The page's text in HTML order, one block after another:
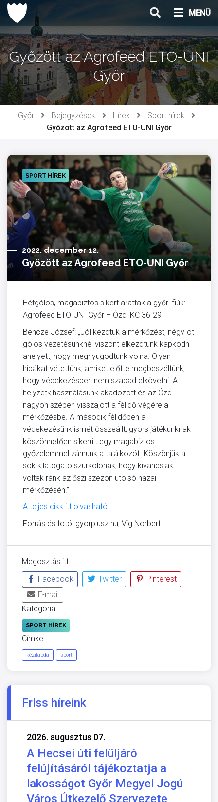
Ugrás
tartalomhoz
MENÜ
Győzött az Agrofeed ETO-UNI
Győr
Győr Bejegyzések Hírek
Sport hírek
Győzött az Agrofeed ETO-UNI Győr
SPORT HÍREK
2022. december 12.
Győzött az Agrofeed ETO-UNI Győr
Hétgólos, magabiztos sikert arattak a győri fiúk:
Agrofeed ETO-UNI Győr – Ózdi KC 36-29
Bencze József: „Jól kezdtük a mérkőzést, négy-öt
gólos vezetésünknél viszont elkezdtünk kapkodni
ahelyett, hogy megnyugodtunk volna. Olyan
hibákat vétettünk, amiket előtte megbeszéltünk,
hogy védekezésben nem szabad elkövetni. A
helyzetkihasználásunk akadozott és az Ózd
nagyon szépen visszajött a félidő végére a
mérkőzésbe. A második félidőben a
védekezésünk ismét összeállt, gyors játékunknak
köszönhetően sikerült egy magabiztos
győzelemmel zárnunk a találkozót. Köszönjük a
sok kilátogató szurkolónak, hogy kiváncsiak
voltak ránk az őszi szezon utolsó hazai
mérkőzésén.”
A teljes cikk itt olvasható
Forrás és fotó: gyorplusz.hu, Vig Norbert
Megosztás itt:
Facebook
Twitter
Pinterest
E-mail
Kategória
SPORT HÍREK
Címke
kézilabda sport
Friss híreink
2026. augusztus 07.
A Hecsei úti felüljáró
felújításáról tájékoztatja a
lakosságot Győr Megyei Jogú
Város Útkezelő Szervezete